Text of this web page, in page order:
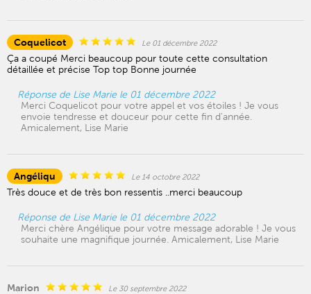
Coquelicot Le 01 décembre 2022
Ça a coupé Merci beaucoup pour toute cette consultation
détaillée et précise Top top Bonne journée
Réponse de Lise Marie le 01 décembre 2022
Merci Coquelicot pour votre appel et vos étoiles ! Je vous
envoie tendresse et douceur pour cette fin d'année.
Amicalement, Lise Marie
Angéliqu Le 14 octobre 2022
Très douce et de très bon ressentis ..merci beaucoup
Réponse de Lise Marie le 01 décembre 2022
Merci chère Angélique pour votre message adorable ! Je vous
souhaite une magnifique journée. Amicalement, Lise Marie
Marion Le 30 septembre 2022